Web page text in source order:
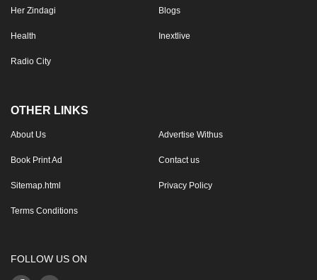
Her Zindagi Blogs
Health Inextlive
Radio City
OTHER LINKS
About Us Advertise Withus
Book Print Ad Contact us
Sitemap.html Privacy Policy
Terms Conditions
FOLLOW US ON